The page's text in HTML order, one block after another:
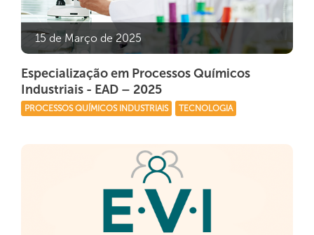
15 de Março de 2025
Especialização em Processos Químicos
Industriais - EAD – 2025
PROCESSOS QUÍMICOS INDUSTRIAIS TECNOLOGIA